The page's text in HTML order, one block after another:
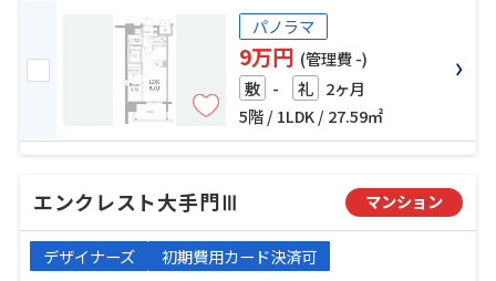
パノラマ
9万円 (管理費 -)
敷 - 礼 2ヶ月
5階 / 1LDK / 27.59㎡
エンクレスト大手門Ⅲ マンション
デザイナーズ 初期費用カード決済可